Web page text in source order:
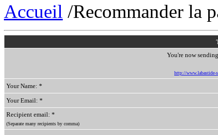
Accueil /Recommander la
You're now
http://www.labastide-
Your Name: *
Your Email: *
Recipient email: *
(Separate many recipients by comma)